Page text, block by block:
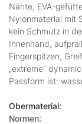
Nähte, EVA-
Nylonmaterial mit
kein Schmutz in
Innenhand,
Fingerspitzen,
„extreme“
Passform ist:
Obermaterial:
Normen: